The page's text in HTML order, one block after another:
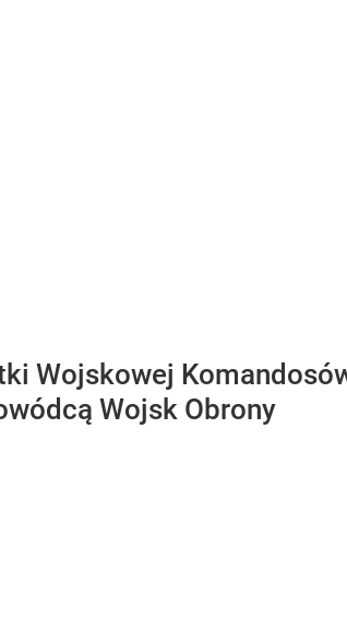
Wojskowej
Wojsk Obrony